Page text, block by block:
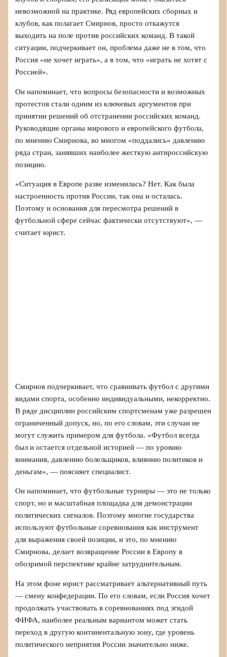
невозможной на практике. Ряд европейских сборных и
клубов, как полагает Смирнов, просто откажутся
выходить на поле против российских команд. В такой
ситуации, подчеркивает он, проблема даже не в том, что
Россия «не хочет играть», а в том, что «играть не хотят с
Россией».
Он напоминает, что вопросы безопасности и возможных
протестов стали одним из ключевых аргументов при
принятии решений об отстранении российских команд.
Руководящие органы мирового и европейского футбола,
по мнению Смирнова, во многом «поддались» давлению
ряда стран, занявших наиболее жесткую антироссийскую
позицию.
«Ситуация в Европе разве изменилась? Нет. Как была
настроенность против России, так она и осталась.
Поэтому и основания для пересмотра решений в
футбольной сфере сейчас фактически отсутствуют», —
считает юрист.
Смирнов подчеркивает, что сравнивать футбол с другими
видами спорта, особенно индивидуальными, некорректно.
В ряде дисциплин российским спортсменам уже разрешен
ограниченный допуск, но, по его словам, эти случаи не
могут служить примером для футбола. «Футбол всегда
был и остается отдельной историей — по уровню
внимания, давлению болельщиков, влиянию политиков и
деньгам», — поясняет специалист.
Он напоминает, что футбольные турниры — это не только
спорт, но и масштабная площадка для демонстрации
политических сигналов. Поэтому многие государства
используют футбольные соревнования как инструмент
для выражения своей позиции, и это, по мнению
Смирнова, делает возвращение России в Европу в
обозримой перспективе крайне затруднительным.
На этом фоне юрист рассматривает альтернативный путь
— смену конфедерации. По его словам, если Россия хочет
продолжать участвовать в соревнованиях под эгидой
ФИФА, наиболее реальным вариантом может стать
переход в другую континентальную зону, где уровень
политического неприятия России значительно ниже.